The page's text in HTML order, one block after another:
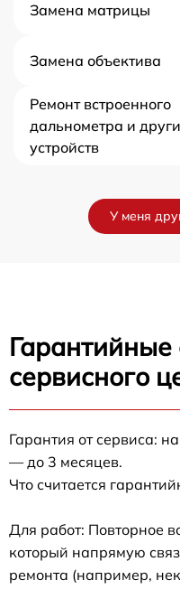
Замена матрицы
Замена объектива
Ремонт встроенного
дальнометра и
устройств
У меня
Гарантийные
сервисного
Гарантия от сервиса:
— до 3 месяцев.
Что считается
Для работ: Повторное
который напрямую
ремонта (например,